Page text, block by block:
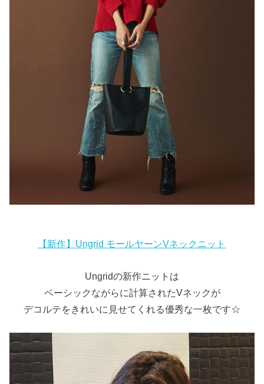
【新作】Ungrid モールヤーンVネックニット
Ungridの新作ニットは
ベーシックながらに計算されたVネックが
デコルテをきれいに見せてくれる優秀な一枚です☆